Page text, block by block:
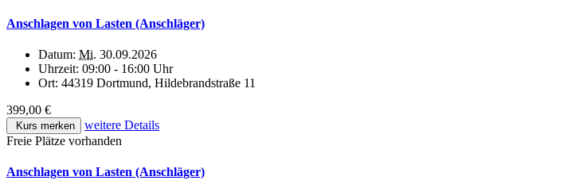
Anschlagen von Lasten (Anschläger)
Datum: Mi. 30.09.2026
Uhrzeit: 09:00 - 16:00 Uhr
Ort: 44319 Dortmund, Hildebrandstraße 11
399,00 €
Kurs merken
weitere Details
Freie Plätze vorhanden
Anschlagen von Lasten (Anschläger)